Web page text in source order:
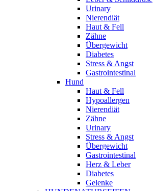
Urinary
Nierendiät
Haut & Fell
Zähne
Übergewicht
Diabetes
Stress & Angst
Gastrointestinal
Hund
Haut & Fell
Hypoallergen
Nierendiät
Zähne
Urinary
Stress & Angst
Übergewicht
Gastrointestinal
Herz & Leber
Diabetes
Gelenke